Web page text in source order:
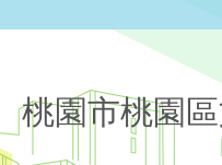
桃園市桃園